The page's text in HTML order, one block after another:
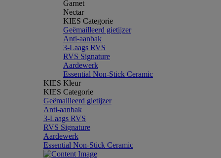
Garnet
Nectar
KIES Categorie
Geëmailleerd gietijzer
Anti-aanbak
3-Laags RVS
RVS Signature
Aardewerk
Essential Non-Stick Ceramic
KIES Kleur
KIES Categorie
Geëmailleerd gietijzer
Anti-aanbak
3-Laags RVS
RVS Signature
Aardewerk
Essential Non-Stick Ceramic